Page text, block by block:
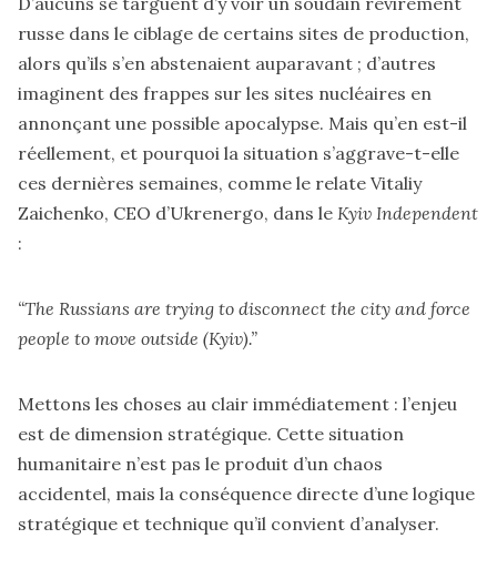
russe dans le ciblage de certains sites de production,
alors qu’ils s’en abstenaient auparavant ; d’autres
imaginent des frappes sur les sites nucléaires en
annonçant une possible apocalypse. Mais qu’en est-il
réellement, et pourquoi la situation s’aggrave-t-elle
ces dernières semaines, comme le relate Vitaliy
Zaichenko, CEO d’Ukrenergo, dans le Kyiv Independent
:
“The Russians are trying to disconnect the city and force
people to move outside (Kyiv).”
Mettons les choses au clair immédiatement : l’enjeu
est de dimension stratégique. Cette situation
humanitaire n’est pas le produit d’un chaos
accidentel, mais la conséquence directe d’une logique
stratégique et technique qu’il convient d’analyser.